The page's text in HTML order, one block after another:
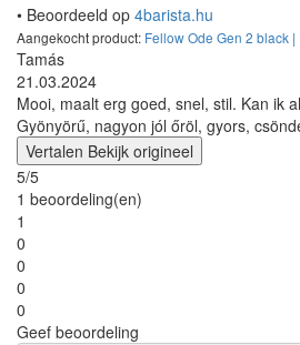
• Beoordeeld op 4barista.hu
Aangekocht product: Fellow Ode Gen 2 black
Tamás
21.03.2024
Mooi, maalt erg goed, snel, stil. Kan ik
Gyönyörű, nagyon jól őröl, gyors,
Vertalen Bekijk origineel
5/5
1 beoordeling(en)
1
0
0
0
0
Geef beoordeling